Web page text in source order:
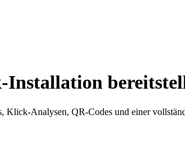
Klick-Analysen, QR-Codes und einer